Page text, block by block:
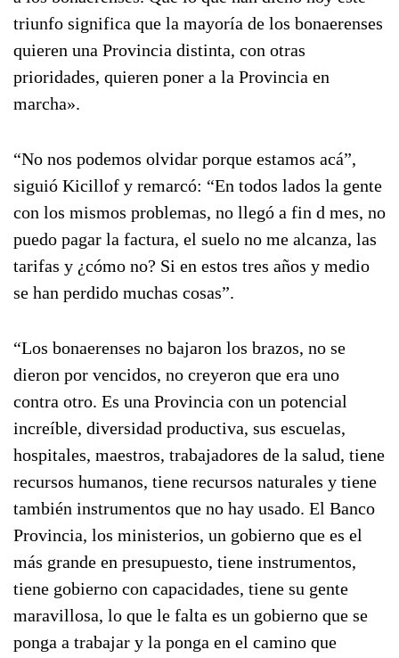
triunfo significa que la mayoría de los bonaerenses
quieren una Provincia distinta, con otras
prioridades, quieren poner a la Provincia en
marcha».
“No nos podemos olvidar porque estamos acá”,
siguió Kicillof y remarcó: “En todos lados la gente
con los mismos problemas, no llegó a fin d mes, no
puedo pagar la factura, el suelo no me alcanza, las
tarifas y ¿cómo no? Si en estos tres años y medio
se han perdido muchas cosas”.
“Los bonaerenses no bajaron los brazos, no se
dieron por vencidos, no creyeron que era uno
contra otro. Es una Provincia con un potencial
increíble, diversidad productiva, sus escuelas,
hospitales, maestros, trabajadores de la salud, tiene
recursos humanos, tiene recursos naturales y tiene
también instrumentos que no hay usado. El Banco
Provincia, los ministerios, un gobierno que es el
más grande en presupuesto, tiene instrumentos,
tiene gobierno con capacidades, tiene su gente
maravillosa, lo que le falta es un gobierno que se
ponga a trabajar y la ponga en el camino que